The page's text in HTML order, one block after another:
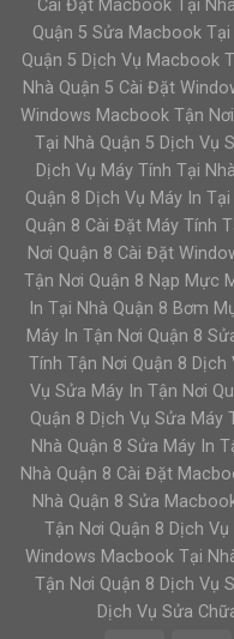
Cài Đặt Macbook Tại
Quận 5 Sửa Macbook
Quận 5 Dịch Vụ Macbook
Nhà Quận 5 Cài Đặt
Windows Macbook Tận
Tại Nhà Quận 5 Dịch Vụ
Dịch Vụ Máy Tính Tại
Quận 8 Dịch Vụ Máy In
Quận 8 Cài Đặt Máy Tính
Nơi Quận 8 Cài Đặt
Tận Nơi Quận 8 Nạp Mực
In Tại Nhà Quận 8 Bơm
Máy In Tận Nơi Quận 8
Tính Tận Nơi Quận 8
Vụ Sửa Máy In Tận Nơi
Quận 8 Dịch Vụ Sửa Máy
Nhà Quận 8 Sửa Máy In
Nhà Quận 8 Cài Đặt
Nhà Quận 8 Sửa
Tận Nơi Quận 8 Dịch
Windows Macbook Tại
Tận Nơi Quận 8 Dịch Vụ
Dịch Vụ Sửa